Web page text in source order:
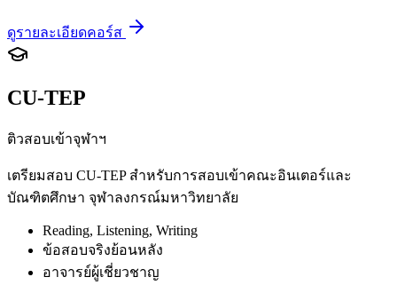
ดูรายละเอียดคอร์ส
CU-TEP
ติวสอบเข้าจุฬาฯ
เตรียมสอบ CU-TEP สำหรับการสอบเข้าคณะอินเตอร์และ
บัณฑิตศึกษา จุฬาลงกรณ์มหาวิทยาลัย
Reading, Listening, Writing
ข้อสอบจริงย้อนหลัง
อาจารย์ผู้เชี่ยวชาญ